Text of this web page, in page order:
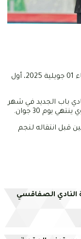
يجري الحارس مهيب الشامخ، اليوم الثلاثاء 01 جويلية 2025، أول
باب الجديد في شهر
يوم 30 جوان.
قبل انتقاله لنجم
النادي الصفاقسي